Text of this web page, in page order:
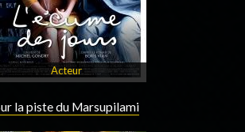
Acteur
la piste du Marsupilami